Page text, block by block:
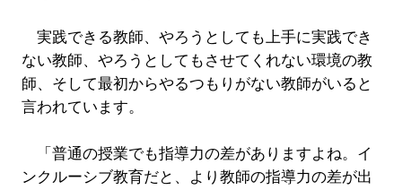
実践できる教師、やろうとしても上手に実践でき
ない教師、やろうとしてもさせてくれない環境の教
師、そして最初からやるつもりがない教師がいると
言われています。
「普通の授業でも指導力の差がありますよね。イ
ンクルーシブ教育だと、より教師の指導力の差が出